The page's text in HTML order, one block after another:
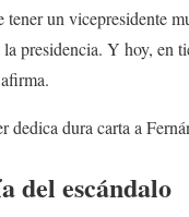
tener un vicepresidente
la presidencia. Y hoy, en
dedica dura carta a
del escándalo